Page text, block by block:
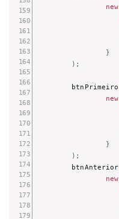
new
}
) ;
        btnPrimeiro
new
}
) ;
        btnAnterior
new